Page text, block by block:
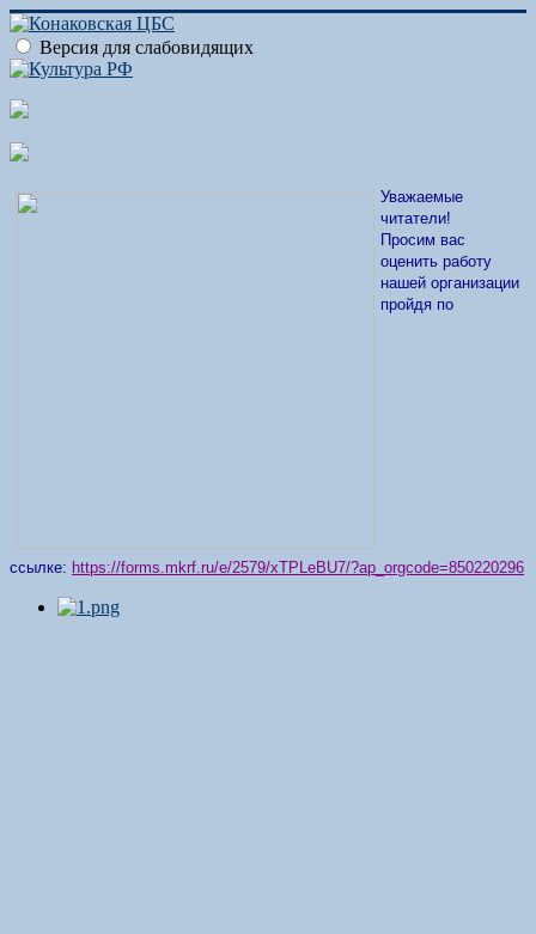
Версия для слабовидящих
Уважаемые
читатели!
Просим вас
оценить работу
нашей организации
пройдя по
ссылке: https://forms.mkrf.ru/e/2579/xTPLeBU7/?ap_orgcode=850220296